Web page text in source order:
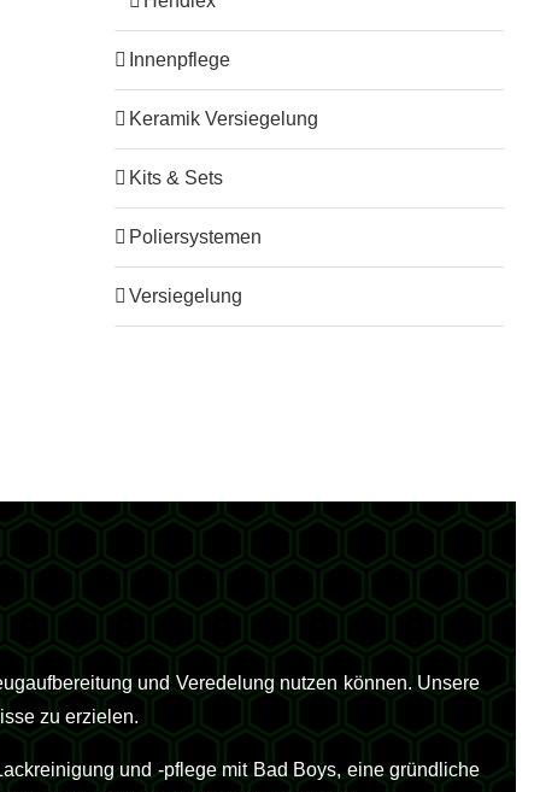
Innenpflege
Keramik Versiegelung
Kits & Sets
Poliersystemen
Versiegelung
und Veredelung nutzen können. Unsere
zu erzielen.
und -pflege mit Bad Boys, eine gründliche